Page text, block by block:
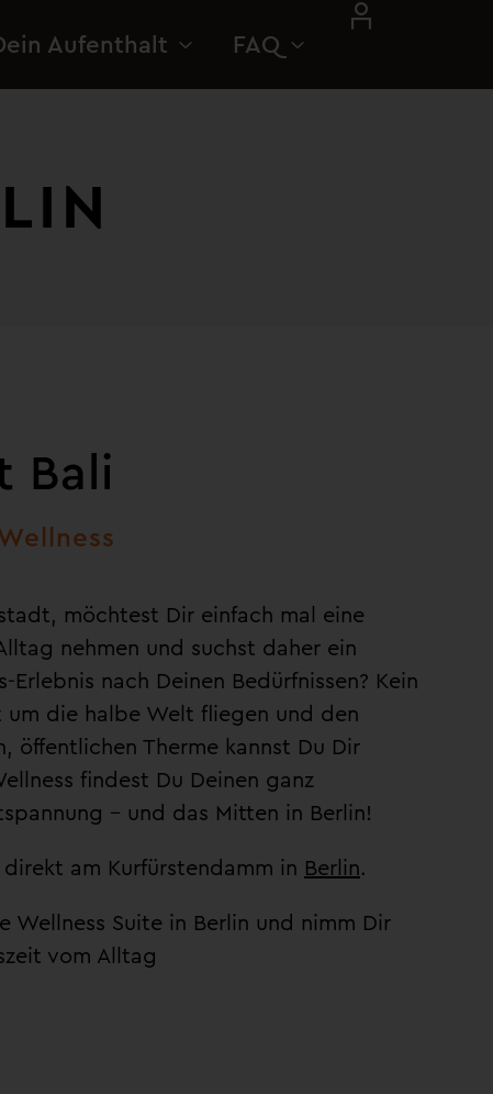
Aufenthalt FAQ
Bali
möchtest Dir einfach mal eine
nehmen und suchst daher ein
Erlebnis nach Deinen Bedürfnissen? Kein
um die halbe Welt fliegen und den
öffentlichen Therme kannst Du Dir
findest Du Deinen ganz
– und das Mitten in Berlin!
am Kurfürstendamm in Berlin.
Wellness Suite in Berlin und nimm Dir
vom Alltag